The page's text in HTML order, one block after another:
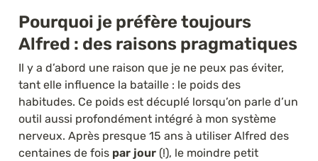
Pourquoi je préfère toujours
Alfred : des raisons pragmatiques
Il y a d’abord une raison que je ne peux pas éviter,
tant elle influence la bataille : le poids des
habitudes. Ce poids est décuplé lorsqu’on parle d’un
outil aussi profondément intégré à mon système
nerveux. Après presque 15 ans à utiliser Alfred des
centaines de fois par jour (!), le moindre petit